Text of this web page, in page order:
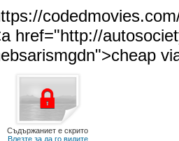
href="http://
Съдържаниет е скрито
Влезте за да го видите